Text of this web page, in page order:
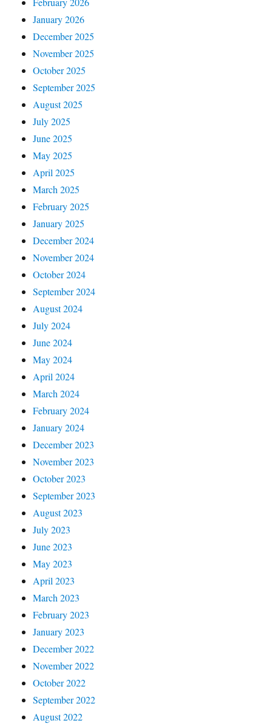
January 2026
December 2025
November 2025
October 2025
September 2025
August 2025
July 2025
June 2025
May 2025
April 2025
March 2025
February 2025
January 2025
December 2024
November 2024
October 2024
September 2024
August 2024
July 2024
June 2024
May 2024
April 2024
March 2024
February 2024
January 2024
December 2023
November 2023
October 2023
September 2023
August 2023
July 2023
June 2023
May 2023
April 2023
March 2023
February 2023
January 2023
December 2022
November 2022
October 2022
September 2022
August 2022